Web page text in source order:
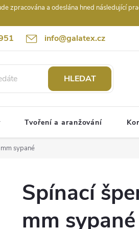
a odeslána hned následující
info@galatex.cz
údajů Kontakty Hodnocení
HLEDAT
Tvoření a aranžování
sypané
Spínací
mm sypané